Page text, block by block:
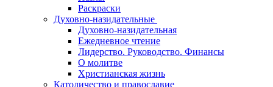
Раскраски
Духовно-назидательные
Духовно-назидательная
Ежедневное чтение
Лидерство. Руководство. Финансы
О молитве
Христианская жизнь
Католичество и православие